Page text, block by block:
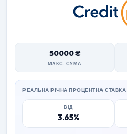
50000 ₴
МАКС. СУМА
РЕАЛЬНА РІЧНА ПРОЦЕНТНА СТАВКА
ВІД
3.65%